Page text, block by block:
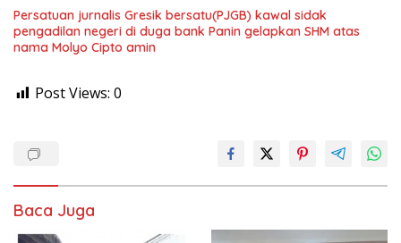
Persatuan jurnalis Gresik bersatu(PJGB) kawal sidak
pengadilan negeri di duga bank Panin gelapkan SHM atas
nama Molyo Cipto amin
Post Views: 0
Baca Juga